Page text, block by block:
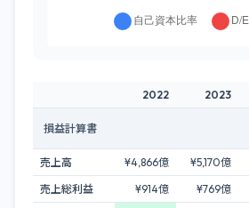
2022 2023
損益計算書
売上高 ¥4,866億 ¥5,170億
売上総利益
¥914億 ¥769億